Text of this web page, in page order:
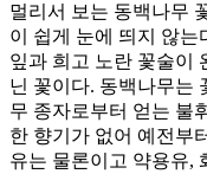
멀리서 보는 동백나무
이 쉽게 눈에 띄지 않는
잎과 희고 노란 꽃술이
닌 꽃이다. 동백나무는
무 종자로부터 얻는 불
한 향기가 없어 예전부
유는 물론이고 약용유,